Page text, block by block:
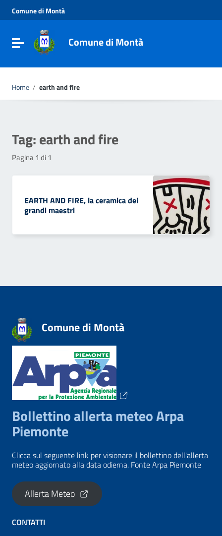
Vai al menu di navigazione
Vai al footer
Comune di Montà
Toggle navigationComune di Montà
Home / earth and fire
Tag:earth and fire
Pagina 1 di 1
EARTH AND FIRE, la ceramica dei
grandi maestri
Comune di Montà
Bollettino allerta meteo Arpa
Piemonte
Clicca sul seguente link per visionare il bollettino dell'allerta
meteo aggiornato alla data odierna. Fonte Arpa Piemonte
Allerta Meteo
CONTATTI